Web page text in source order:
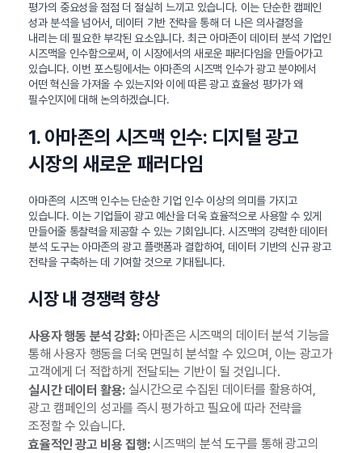
평가의 중요성을 점점 더 절실히 느끼고 있습니다. 이는 단순한 캠페인
성과 분석을 넘어서, 데이터 기반 전략을 통해 더 나은 의사결정을
내리는 데 필요한 부각된 요소입니다. 최근 아마존이 데이터 분석 기업인
시즈맥을 인수함으로써, 이 시장에서의 새로운 패러다임을 만들어가고
있습니다. 이번 포스팅에서는 아마존의 시즈맥 인수가 광고 분야에서
어떤 혁신을 가져올 수 있는지와 이에 따른 광고 효율성 평가가 왜
필수인지에 대해 논의하겠습니다.
1. 아마존의 시즈맥 인수: 디지털 광고
시장의 새로운 패러다임
아마존의 시즈맥 인수는 단순한 기업 인수 이상의 의미를 가지고
있습니다. 이는 기업들이 광고 예산을 더욱 효율적으로 사용할 수 있게
만들어줄 통찰력을 제공할 수 있는 기회입니다. 시즈맥의 강력한 데이터
분석 도구는 아마존의 광고 플랫폼과 결합하여, 데이터 기반의 신규 광고
전략을 구축하는 데 기여할 것으로 기대됩니다.
시장 내 경쟁력 향상
사용자 행동 분석 강화:아마존은 시즈맥의 데이터 분석 기능을
통해 사용자 행동을 더욱 면밀히 분석할 수 있으며, 이는 광고가
고객에게 더 적합하게 전달되는 기반이 될 것입니다.
실시간 데이터 활용:실시간으로 수집된 데이터를 활용하여,
광고 캠페인의 성과를 즉시 평가하고 필요에 따라 전략을
조정할 수 있습니다.
효율적인 광고 비용 집행:시즈맥의 분석 도구를 통해 광고의